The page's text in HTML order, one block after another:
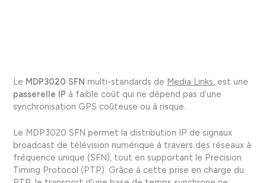
Le MDP3020 SFN multi-standards de Media Links , est une
passerelle IP à faible coût qui ne dépend pas d’une
synchronisation GPS coûteuse ou à risque.
Le MDP3020 SFN permet la distribution IP de signaux
broadcast de télévision numérique à travers des réseaux à
fréquence unique (SFN), tout en supportant le Precision
Timing Protocol (PTP). Grâce à cette prise en charge du